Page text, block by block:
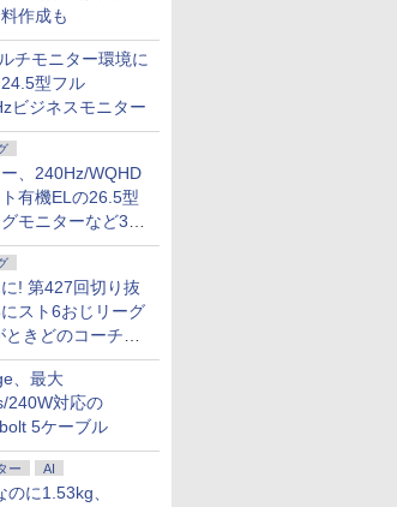
作成も
チモニター環境に
型フル
ビジネスモニター
、240Hz/WQHD
有機ELの26.5型
モニターなど3機
! 第427回切り抜
スト6おじリーグ
きどのコーチ就
、最大
240W対応の
5ケーブル
ー AI
のに1.53kg、